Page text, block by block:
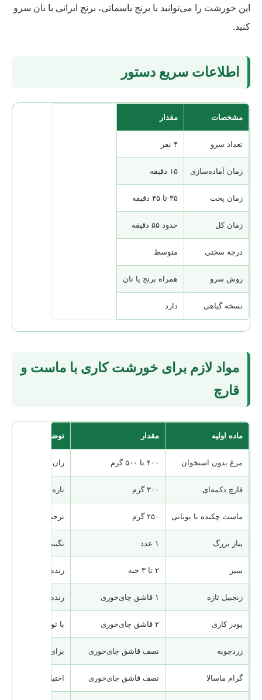
این خورشت را می‌توانید با برنج باسماتی، برنج ایرانی یا نان سرو
کنید.
اطلاعات سریع دستور
مشخصات مقدار
تعداد سرو ۴ نفر
زمان آماده‌سازی ۱۵ دقیقه
زمان پخت ۳۵ تا ۴۵ دقیقه
زمان کل حدود ۵۵ دقیقه
درجه سختی متوسط
روش سرو همراه برنج یا نان
نسخه گیاهی دارد
مواد لازم برای خورشت کاری با ماست و
قارچ
ماده اولیه مقدار توضیح
مرغ بدون استخوان ۴۰۰ تا ۵۰۰ گرم ران بدون پوست
قارچ دکمه‌ای ۳۰۰ گرم تازه، سفت و بدون
ماست چکیده یا یونانی ۲۵۰ گرم ترجیحاً پرچرب و
پیاز بزرگ ۱ عدد نگینی ریز
سیر ۲ تا ۳ حبه رنده یا ریز خردشده
زنجبیل تازه ۱ قاشق چای‌خوری رنده‌شده؛ اختیاری
پودر کاری ۲ قاشق چای‌خوری با توجه به تندی
زردچوبه نصف قاشق چای‌خوری برای رنگ و عطر
گرام ماسالا نصف قاشق چای‌خوری اختیاری؛ در پایان